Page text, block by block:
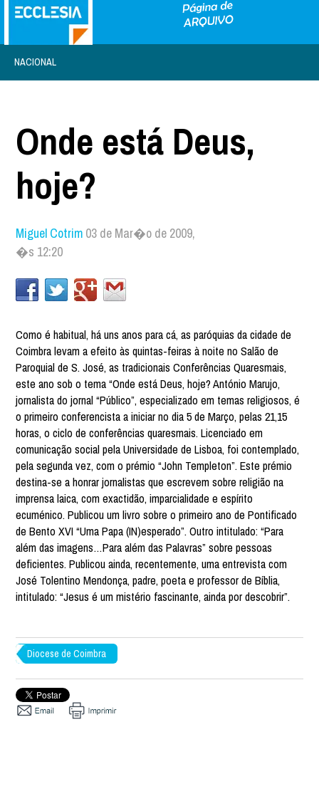
NACIONAL
Onde está Deus,
hoje?
Miguel Cotrim 03 de Mar�o de 2009,
�s 12:20
Como é habitual, há uns anos para cá, as paróquias da cidade de
Coimbra levam a efeito às quintas-feiras à noite no Salão de
Paroquial de S. José, as tradicionais Conferências Quaresmais,
este ano sob o tema “Onde está Deus, hoje? António Marujo,
jornalista do jornal “Público”, especializado em temas religiosos, é
o primeiro conferencista a iniciar no dia 5 de Março, pelas 21,15
horas, o ciclo de conferências quaresmais. Licenciado em
comunicação social pela Universidade de Lisboa, foi contemplado,
pela segunda vez, com o prémio “John Templeton”. Este prémio
destina-se a honrar jornalistas que escrevem sobre religião na
imprensa laica, com exactidão, imparcialidade e espírito
ecuménico. Publicou um livro sobre o primeiro ano de Pontificado
de Bento XVI “Uma Papa (IN)esperado”. Outro intitulado: “Para
além das imagens…Para além das Palavras” sobre pessoas
deficientes. Publicou ainda, recentemente, uma entrevista com
José Tolentino Mendonça, padre, poeta e professor de Bíblia,
intitulado: “Jesus é um mistério fascinante, ainda por descobrir”.
Diocese de Coimbra